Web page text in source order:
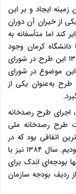
زمینه ایجاد و بر این
از خیران آن دوران
کند اما متأسفانه به
دانشگاه کرمان وجود
داشت، این امر محقق نشد. درنهایت سال ۱۳۷۸ این طرح در شورای
موضوع در شورای
به‌عنوان یکی از
این شورا، اجرای طرح رصدخانه
ماند اما سال ۱۳۸۲-۱۳۸۳ دولت طرح رصدخانه ملی
اتفاقی بود که در
دنیای مدرن ایران طی صدسال گذشته شاهد بودیم. سال ۱۳۸۴ نیز با
بودجه‌ای اندک برای
ردیف بودجه سازمان